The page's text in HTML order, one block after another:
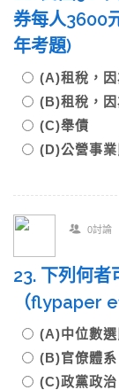
券每人3600
年考題)
(A)租稅，
(B)租稅，
(C)舉債
(D)公營事業
0討論
23. 下列何者
（flypaper
(A)中位數
(B)官僚體系
(C)政黨政治